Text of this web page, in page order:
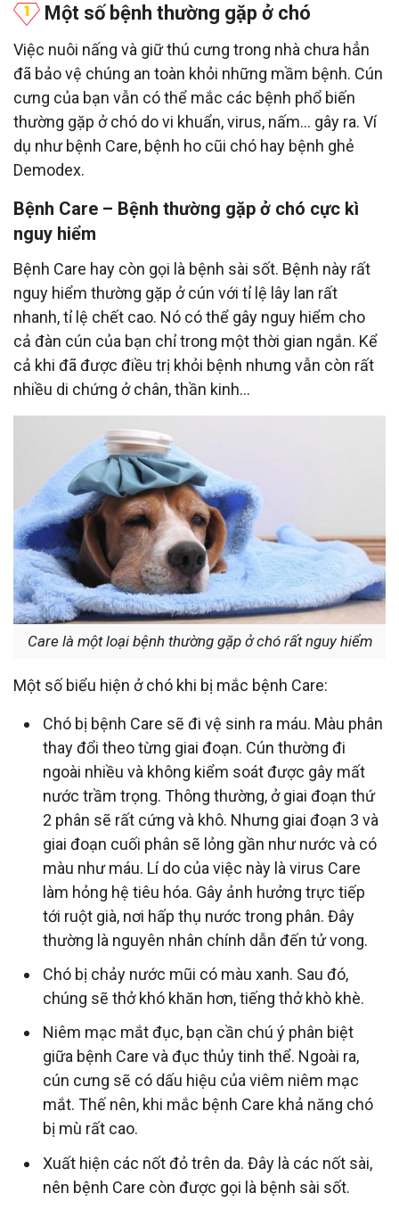
Một số bệnh thường gặp ở chó
Việc nuôi nấng và giữ thú cưng trong nhà chưa hẳn
đã bảo vệ chúng an toàn khỏi những mầm bệnh. Cún
cưng của bạn vẫn có thể mắc các bệnh phổ biến
thường gặp ở chó do vi khuẩn, virus, nấm... gây ra. Ví
dụ như bệnh Care, bệnh ho cũi chó hay bệnh ghẻ
Demodex.
Bệnh Care – Bệnh thường gặp ở chó cực kì
nguy hiểm
Bệnh Care hay còn gọi là bệnh sài sốt. Bệnh này rất
nguy hiểm thường gặp ở cún với tỉ lệ lây lan rất
nhanh, tỉ lệ chết cao. Nó có thể gây nguy hiểm cho
cả đàn cún của bạn chỉ trong một thời gian ngắn. Kể
cả khi đã được điều trị khỏi bệnh nhưng vẫn còn rất
nhiều di chứng ở chân, thần kinh...
Care là một loại bệnh thường gặp ở chó rất nguy hiểm
Một số biểu hiện ở chó khi bị mắc bệnh Care:
Chó bị bệnh Care sẽ đi vệ sinh ra máu. Màu phân
thay đổi theo từng giai đoạn. Cún thường đi
ngoài nhiều và không kiểm soát được gây mất
nước trầm trọng. Thông thường, ở giai đoạn thứ
2 phân sẽ rất cứng và khô. Nhưng giai đoạn 3 và
giai đoạn cuối phân sẽ lỏng gần như nước và có
màu như máu. Lí do của việc này là virus Care
làm hỏng hệ tiêu hóa. Gây ảnh hưởng trực tiếp
tới ruột già, nơi hấp thụ nước trong phân. Đây
thường là nguyên nhân chính dẫn đến tử vong.
Chó bị chảy nước mũi có màu xanh. Sau đó,
chúng sẽ thở khó khăn hơn, tiếng thở khò khè.
Niêm mạc mắt đục, bạn cần chú ý phân biệt
giữa bệnh Care và đục thủy tinh thể. Ngoài ra,
cún cưng sẽ có dấu hiệu của viêm niêm mạc
mắt. Thế nên, khi mắc bệnh Care khả năng chó
bị mù rất cao.
Xuất hiện các nốt đỏ trên da. Đây là các nốt sài,
nên bệnh Care còn được gọi là bệnh sài sốt.